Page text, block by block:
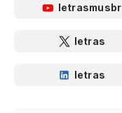
letrasmusbr
letras
letras